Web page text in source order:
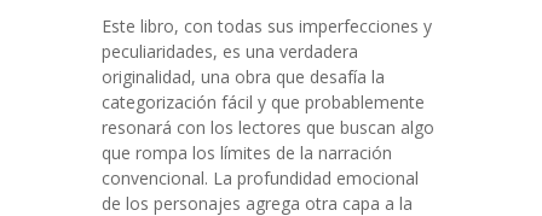
Este libro, con todas sus imperfecciones y
peculiaridades, es una verdadera
originalidad, una obra que desafía la
categorización fácil y que probablemente
resonará con los lectores que buscan algo
que rompa los límites de la narración
convencional. La profundidad emocional
de los personajes agrega otra capa a la